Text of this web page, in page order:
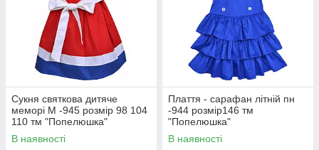
Сукня святкова дитяче
меморі М -945 розмір 98 104
110 тм "Попелюшка"
В наявності
Плаття - сарафан літній пн
-944 розмір146 тм
"Попелюшка"
В наявності